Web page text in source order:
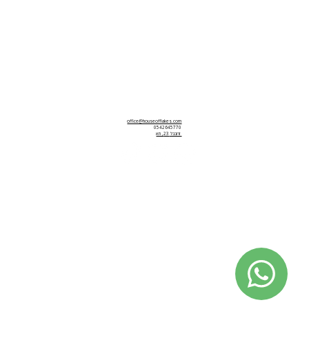
office@houseofflakes.com
0542645770
זרובבל 23, תא